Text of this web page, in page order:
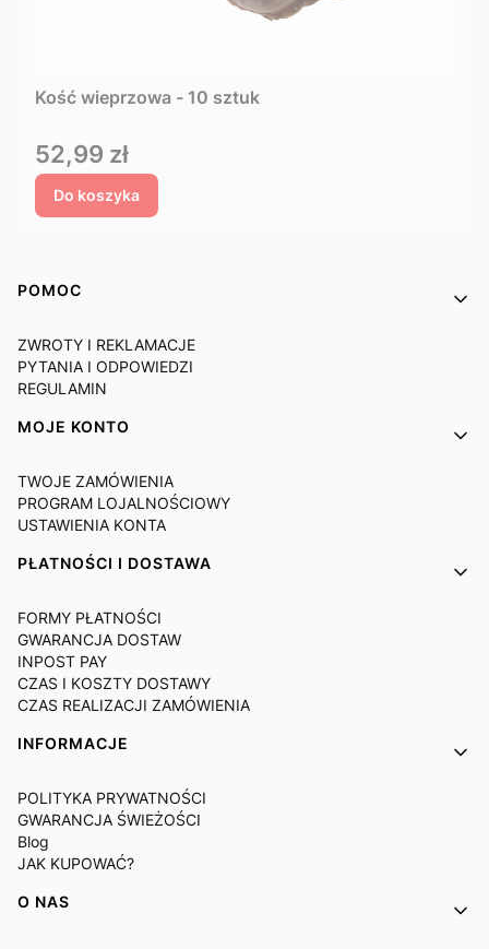
Kość wieprzowa - 10 sztuk
Cena
52,99 zł
Do koszyka
Linki w stopce
POMOC
ZWROTY I REKLAMACJE
PYTANIA I ODPOWIEDZI
REGULAMIN
MOJE KONTO
TWOJE ZAMÓWIENIA
PROGRAM LOJALNOŚCIOWY
USTAWIENIA KONTA
PŁATNOŚCI I DOSTAWA
FORMY PŁATNOŚCI
GWARANCJA DOSTAW
INPOST PAY
CZAS I KOSZTY DOSTAWY
CZAS REALIZACJI ZAMÓWIENIA
INFORMACJE
POLITYKA PRYWATNOŚCI
GWARANCJA ŚWIEŻOŚCI
Blog
JAK KUPOWAĆ?
O NAS